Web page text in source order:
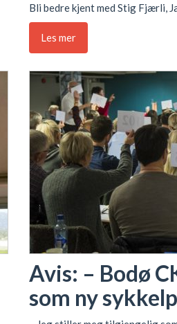
Bli bedre kjent med Stig Fjærli,
Les mer
Avis: – Bodø
som ny